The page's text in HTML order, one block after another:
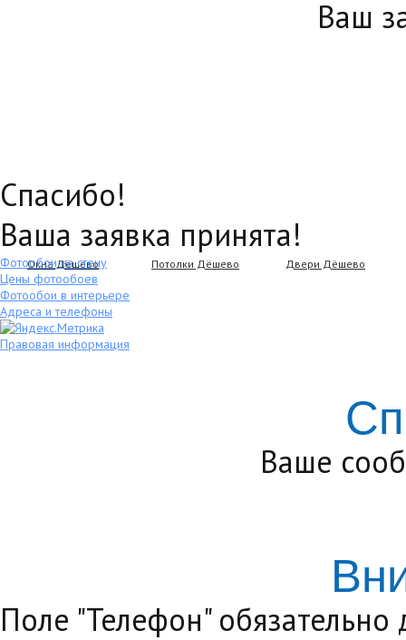
Ваш
Спасибо!
Ваша заявка принята!
Окна Дёшево Потолки Дёшево Двери Дёшево
Фотообои на стену
Цены фотообоев
Фотообои в интерьере
Адреса и телефоны
Правовая информация
Ваше
Поле "Телефон" обязательно